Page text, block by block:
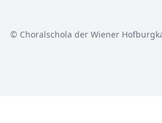
© Choralschola der Wiener